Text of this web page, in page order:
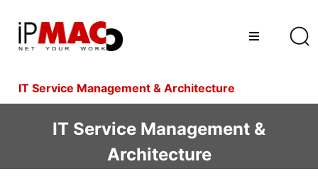
IT Service Management & Architecture
IT Service Management &
Architecture